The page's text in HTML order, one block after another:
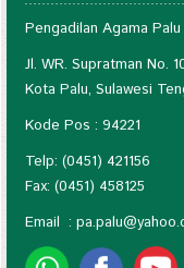
Pengadilan Agama
Jl. WR. Supratman No.
Kota Palu, Sulawesi
Kode Pos : 94221
Telp: (0451) 421156
Fax: (0451) 458125
Email :